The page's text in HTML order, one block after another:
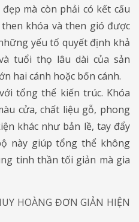
mà còn phải có kết cấu
khóa và then gió được
yếu tố quyết định khả
tuổi thọ lâu dài của sản
hai cánh hoặc bốn cánh.
tổng thể kiến trúc. Khóa
cửa, chất liệu gỗ, phong
khác như bản lề, tay đẩy
này giúp tổng thể không
tinh thần tối giản mà gia
HOÀNG ĐƠN GIẢN HIỆN